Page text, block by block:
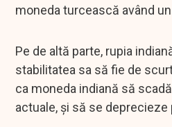
moneda turcească având
Pe de altă parte, rupia
stabilitatea sa să fie de
ca moneda indiană să
actuale, şi să se deprecieze